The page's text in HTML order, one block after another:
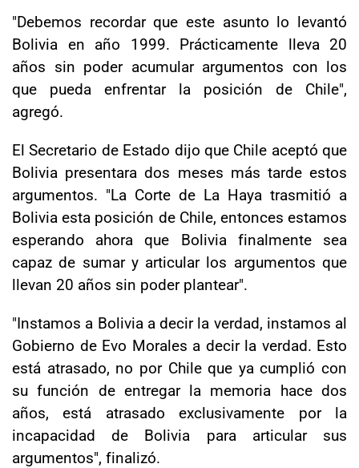
"Debemos recordar que este asunto lo levantó
Bolivia en año 1999. Prácticamente lleva 20
años sin poder acumular argumentos con los
que pueda enfrentar la posición de Chile",
agregó.
El Secretario de Estado dijo que Chile aceptó que
Bolivia presentara dos meses más tarde estos
argumentos. "La Corte de La Haya trasmitió a
Bolivia esta posición de Chile, entonces estamos
esperando ahora que Bolivia finalmente sea
capaz de sumar y articular los argumentos que
llevan 20 años sin poder plantear".
"Instamos a Bolivia a decir la verdad, instamos al
Gobierno de Evo Morales a decir la verdad. Esto
está atrasado, no por Chile que ya cumplió con
su función de entregar la memoria hace dos
años, está atrasado exclusivamente por la
incapacidad de Bolivia para articular sus
argumentos", finalizó.